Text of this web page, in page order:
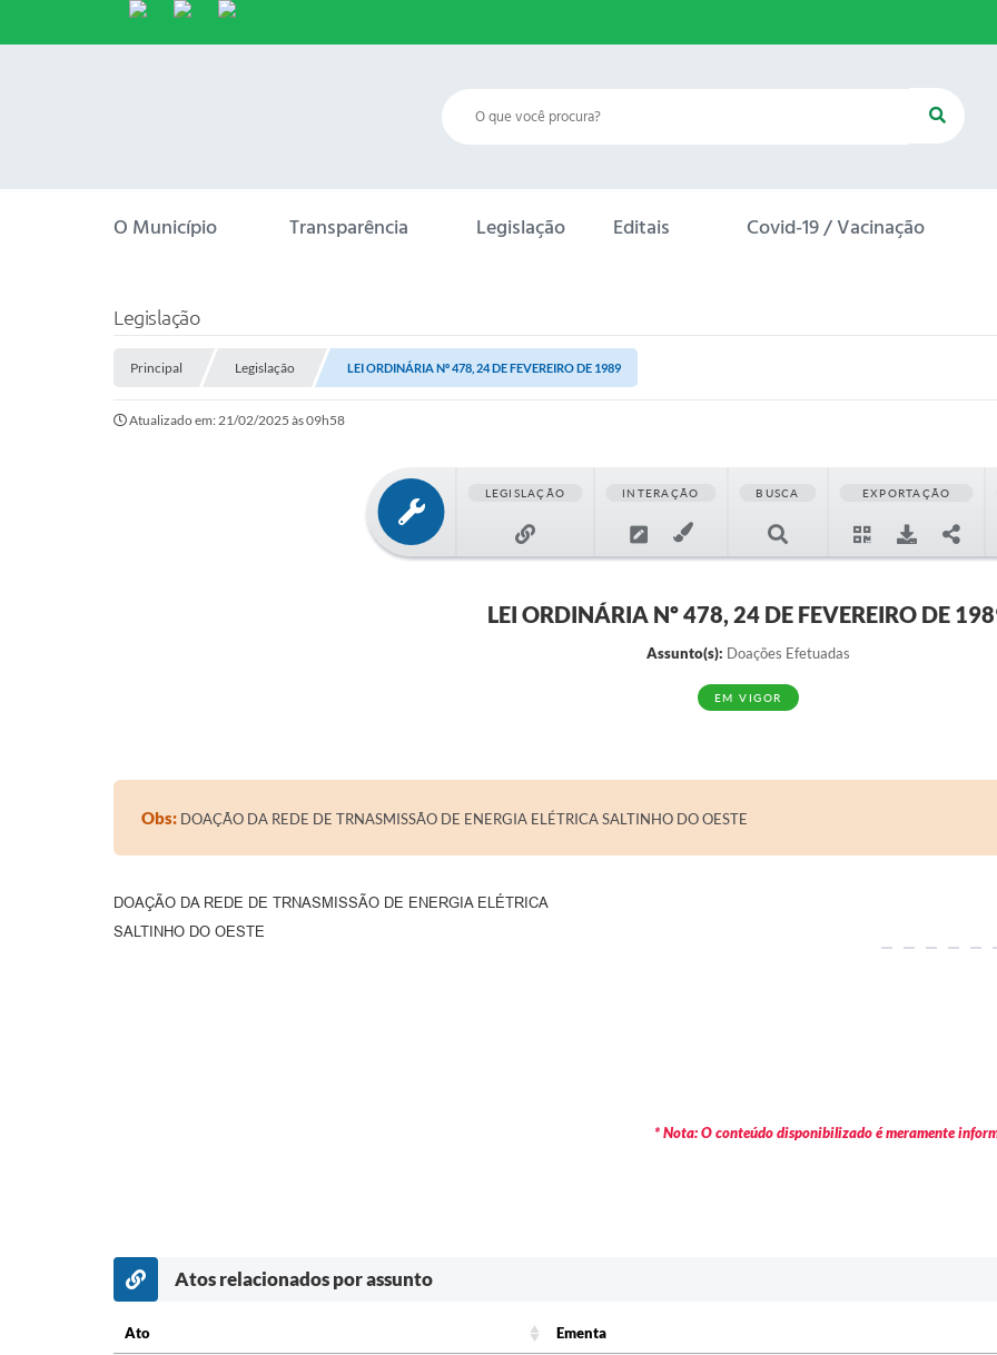
O Município Transparência Legislação Editais Covid-19 / Vacinação
Legislação
Principal Legislação LEI ORDINÁRIA Nº 478, 24 DE FEVEREIRO DE 1989
Atualizado em: 21/02/2025 às 09h58
LEGISLAÇÃO INTERAÇÃO BUSCA EXPORTAÇÃO
LEI ORDINÁRIA Nº 478, 24 DE FEVEREIRO DE
Assunto(s): Doações Efetuadas
EM VIGOR
Obs: DOAÇÃO DA REDE DE TRNASMISSÃO DE ENERGIA ELÉTRICA SALTINHO DO OESTE
DOAÇÃO DA REDE DE TRNASMISSÃO DE ENERGIA ELÉTRICA
SALTINHO DO OESTE
* Nota: O conteúdo disponibilizado é meramente
Atos relacionados por assunto
Ato Ementa